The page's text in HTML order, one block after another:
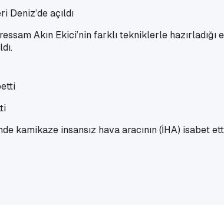
Deniz’de açıldı
Akın Ekici’nin farklı tekniklerle
kamikaze insansız hava aracının (İHA) isabet